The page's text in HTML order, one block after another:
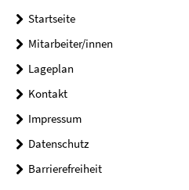
Startseite
Mitarbeiter/innen
Lageplan
Kontakt
Impressum
Datenschutz
Barrierefreiheit